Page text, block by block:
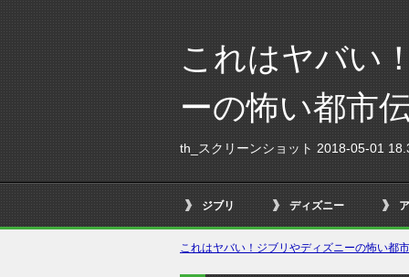
これはヤバい
ーの怖い都市
th_スクリーンショット 2018-05-01
ジブリ ディズニー
これはヤバい！ジブリやディズニーの怖い都